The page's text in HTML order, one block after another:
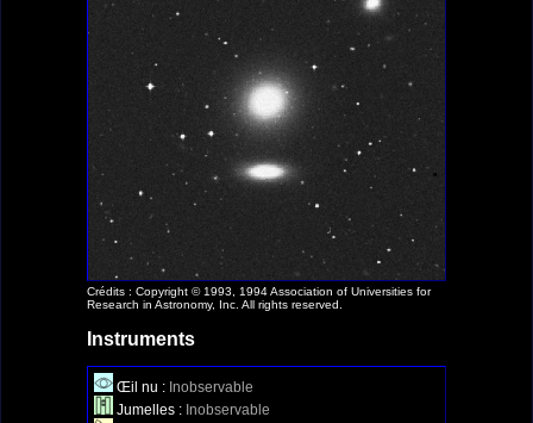
Crédits : Copyright © 1993, 1994 Association of Universities for
Research in Astronomy, Inc. All rights reserved.
Instruments
Œil nu : Inobservable
Jumelles : Inobservable